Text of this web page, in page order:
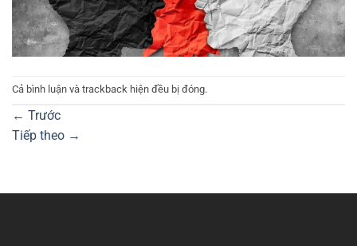
Cả bình luận và trackback hiện đều bị đóng.
← Trước
Tiếp theo →